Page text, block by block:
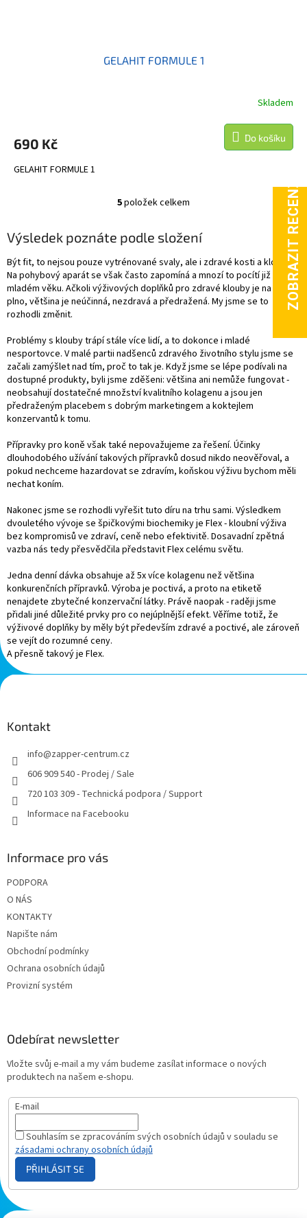
GELAHIT FORMULE 1
Skladem
690 Kč Do košíku
GELAHIT FORMULE 1
O
l
á
d
a
c
í
v
k
y
v
ý
p
u
5položek celkem
Výsledek poznáte podle složení
Být fit, to nejsou pouze vytrénované svaly, ale i zdravé kosti a klouby.
Na pohybový aparát se však často zapomíná a mnozí to pocítí již v
mladém věku. Ačkoli výživových doplňků pro zdravé klouby je na trhu
plno, většina je neúčinná, nezdravá a předražená. My jsme se to
rozhodli změnit.
Problémy s klouby trápí stále více lidí, a to dokonce i mladé
nesportovce. V malé partii nadšenců zdravého životního stylu jsme se
začali zamýšlet nad tím, proč to tak je. Když jsme se lépe podívali na
dostupné produkty, byli jsme zděšeni: většina ani nemůže fungovat -
neobsahují dostatečné množství kvalitního kolagenu a jsou jen
předraženým placebem s dobrým marketingem a koktejlem
konzervantů k tomu.
Přípravky pro koně však také nepovažujeme za řešení. Účinky
dlouhodobého užívání takových přípravků dosud nikdo neověřoval, a
pokud nechceme hazardovat se zdravím, koňskou výživu bychom měli
nechat koním.
Nakonec jsme se rozhodli vyřešit tuto díru na trhu sami. Výsledkem
dvouletého vývoje se špičkovými biochemiky je Flex - kloubní výživa
bez kompromisů ve zdraví, ceně nebo efektivitě. Dosavadní zpětná
vazba nás tedy přesvědčila představit Flex celému světu.
Jedna denní dávka obsahuje až 5x více kolagenu než většina
konkurenčních přípravků. Výroba je poctivá, a proto na etiketě
nenajdete zbytečné konzervační látky. Právě naopak - raději jsme
přidali jiné důležité prvky pro co nejúplnější efekt. Věříme totiž, že
výživové doplňky by měly být především zdravé a poctivé, ale zároveň
se vejít do rozumné ceny.
A přesně takový je Flex.
Z
á
Kontakt
info@zapper-centrum.cz
606 909 540 - Prodej / Sale
720 103 309 - Technická podpora / Support
Informace na Facebooku
Informace pro vás
PODPORA
O NÁS
KONTAKTY
Napište nám
Obchodní podmínky
Ochrana osobních údajů
Provizní systém
Odebírat newsletter
Vložte svůj e-mail a my vám budeme zasílat informace o nových
produktech na našem e-shopu.
E-mail
Souhlasím se zpracováním svých osobních údajů v souladu se
zásadami ochrany osobních údajů
PŘIHLÁSIT SE